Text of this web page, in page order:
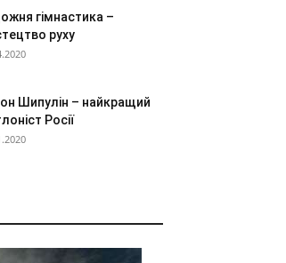
гімнастика –
руху
Шипулін – найкращий
Росії